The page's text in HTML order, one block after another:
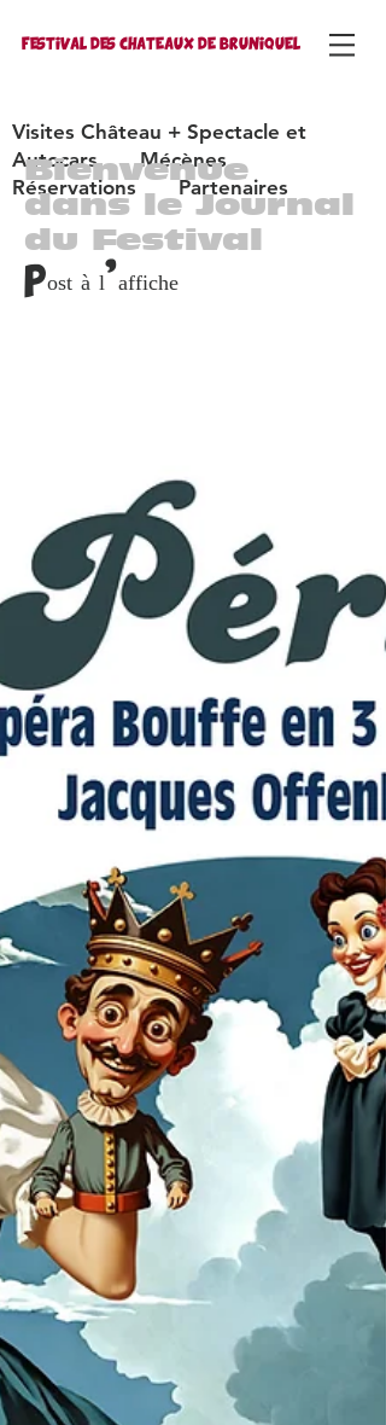
FESTIVAL DES CHATEAUX DE BRUNIQUEL
Visites Château + Spectacle et
Autocars
Mécènes
Réservations
Partenaires
Bienvenue
dans le Journal
du Festival
Post à l'affiche